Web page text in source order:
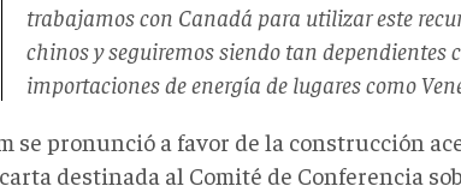
trabajamos con Canadá para utilizar este
chinos y seguiremos siendo tan dependientes
importaciones de energía de lugares como
se pronunció a favor de la construcción
destinada al Comité de Conferencia